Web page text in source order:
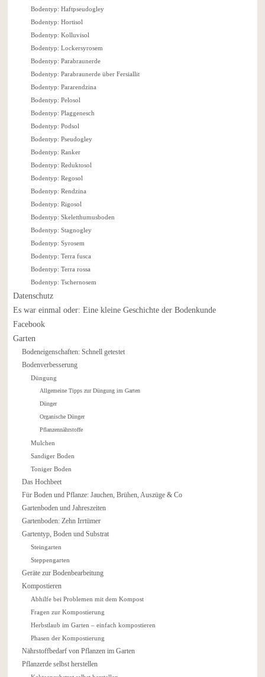
Bodentyp: Haftpseudogley
Bodentyp: Hortisol
Bodentyp: Kolluvisol
Bodentyp: Lockersyrosem
Bodentyp: Parabraunerde
Bodentyp: Parabraunerde über Fersiallit
Bodentyp: Pararendzina
Bodentyp: Pelosol
Bodentyp: Plaggenesch
Bodentyp: Podsol
Bodentyp: Pseudogley
Bodentyp: Ranker
Bodentyp: Reduktosol
Bodentyp: Regosol
Bodentyp: Rendzina
Bodentyp: Rigosol
Bodentyp: Skeletthumusboden
Bodentyp: Stagnogley
Bodentyp: Syrosem
Bodentyp: Terra fusca
Bodentyp: Terra rossa
Bodentyp: Tschernosem
Datenschutz
Es war einmal oder: Eine kleine Geschichte der Bodenkunde
Facebook
Garten
Bodeneigenschaften: Schnell getestet
Bodenverbesserung
Düngung
Allgemeine Tipps zur Düngung im Garten
Dünger
Organische Dünger
Pflanzennährstoffe
Mulchen
Sandiger Boden
Toniger Boden
Das Hochbeet
Für Boden und Pflanze: Jauchen, Brühen, Auszüge & Co
Gartenboden und Jahreszeiten
Gartenboden: Zehn Irrtümer
Gartentyp, Boden und Substrat
Steingarten
Steppengarten
Geräte zur Bodenbearbeitung
Kompostieren
Abhilfe bei Problemen mit dem Kompost
Fragen zur Kompostierung
Herbstlaub im Garten – einfach kompostieren
Phasen der Kompostierung
Nährstoffbedarf von Pflanzen im Garten
Pflanzerde selbst herstellen